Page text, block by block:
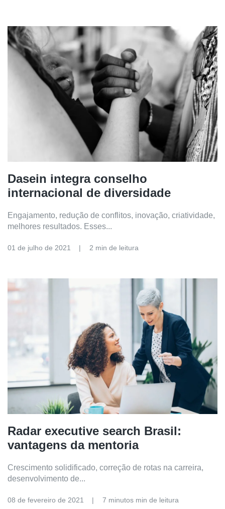
Dasein integra conselho
internacional de diversidade
Engajamento, redução de conflitos, inovação, criatividade,
melhores resultados. Esses...
01 de julho de 2021 2 min de leitura
Radar executive search Brasil:
vantagens da mentoria
Crescimento solidificado, correção de rotas na carreira,
desenvolvimento de...
08 de fevereiro de 2021 7 minutos min de leitura